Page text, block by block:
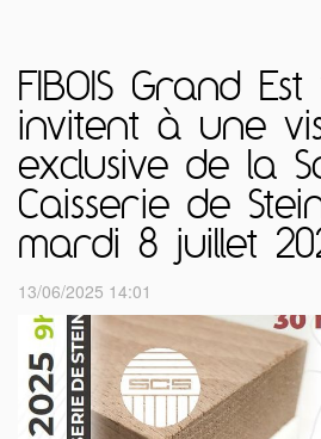
FIBOIS Grand Est
invitent à une
exclusive de la
Caisserie de
mardi 8 juillet
13/06/2025 14:01